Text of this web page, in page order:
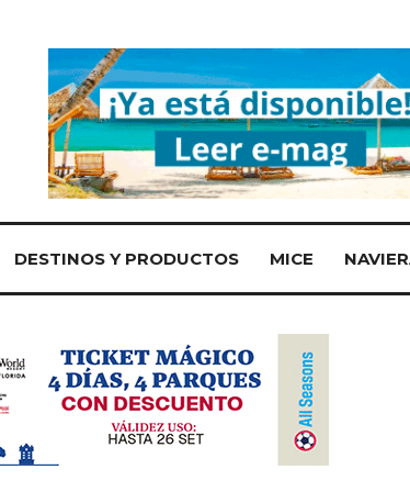
DESTINOS Y PRODUCTOS MICE